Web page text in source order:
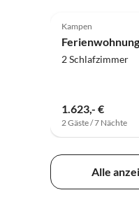
Kampen
2 Schlafzimmer
1.623,- €
2 Gäste / 7 Nächte
Alle